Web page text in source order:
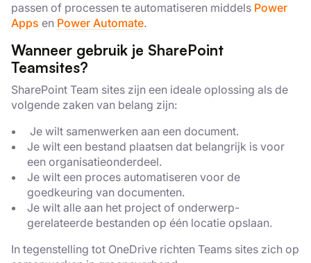
passen of processen te automatiseren middels Power
Apps en Power Automate.
Wanneer gebruik je SharePoint
Teamsites?
SharePoint Team sites zijn een ideale oplossing als de
volgende zaken van belang zijn:
Je wilt samenwerken aan een document.
Je wilt een bestand plaatsen dat belangrijk is voor
een organisatieonderdeel.
Je wilt een proces automatiseren voor de
goedkeuring van documenten.
Je wilt alle aan het project of onderwerp-
gerelateerde bestanden op één locatie opslaan.
In tegenstelling tot OneDrive richten Teams sites zich op